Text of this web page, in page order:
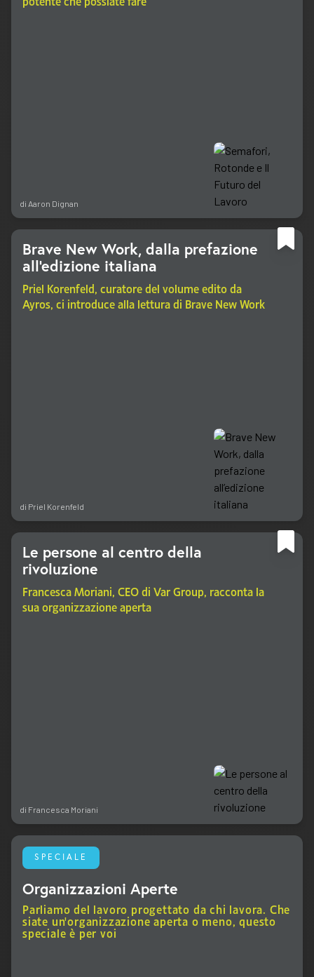
di Aaron Dignan
Brave New Work, dalla prefazione
all'edizione italiana
Priel Korenfeld, curatore del volume edito da
Ayros, ci introduce alla lettura di Brave New Work
di Priel Korenfeld
Le persone al centro della
rivoluzione
Francesca Moriani, CEO di Var Group, racconta la
sua organizzazione aperta
di Francesca Moriani
SPECIALE
Organizzazioni Aperte
Parliamo del lavoro progettato da chi lavora. Che
siate un'organizzazione aperta o meno, questo
speciale è per voi